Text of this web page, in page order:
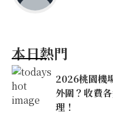
本日熱門
2026桃園機
外圍？收費
理！